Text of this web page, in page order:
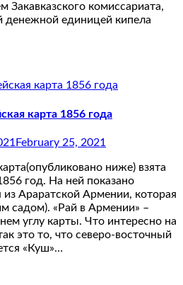
Закавказского комиссариата,
денежной единицей кипела
карта 1856 года
February 25, 2021
ниже) взята
год. На ней показано
Араратской Армении, которая
садом). «Рай в Армении» –
углу карты. Что интересно на
это то, что северо-восточный
«Куш»…